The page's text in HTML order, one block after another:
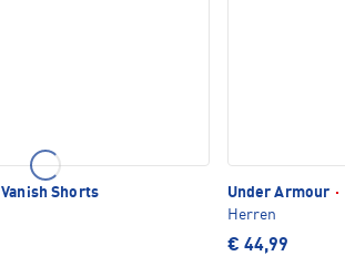
Vanish Shorts
Under Armour ·
Herren
€ 44,99